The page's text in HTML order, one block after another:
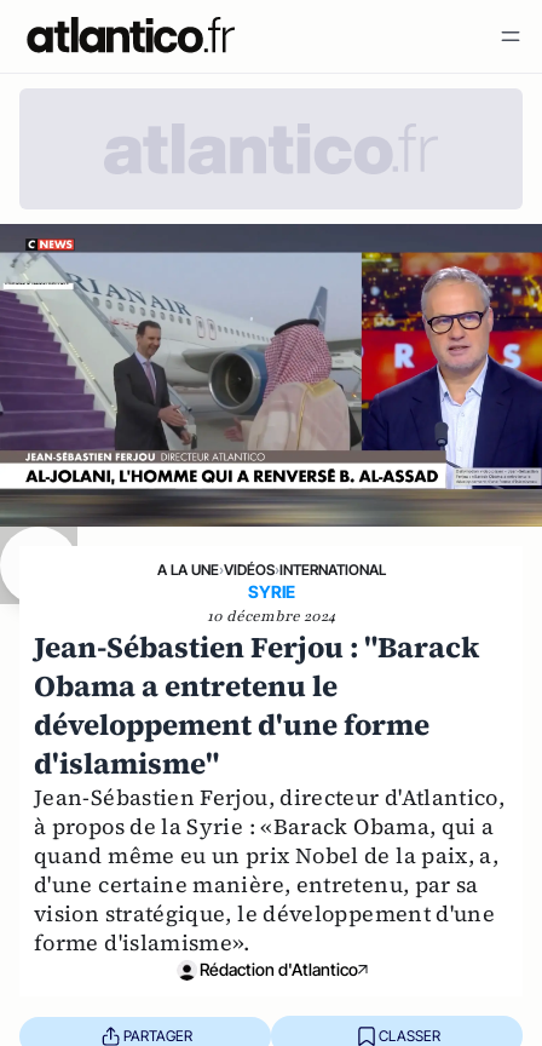
A LA UNE›VIDÉOS›INTERNATIONAL
SYRIE
10 décembre 2024
Jean-Sébastien Ferjou : "Barack
Obama a entretenu le
développement d'une forme
d'islamisme"
Jean-Sébastien Ferjou, directeur d'Atlantico,
à propos de la Syrie : «Barack Obama, qui a
quand même eu un prix Nobel de la paix, a,
d'une certaine manière, entretenu, par sa
vision stratégique, le développement d'une
forme d'islamisme».
Rédaction d'Atlantico
PARTAGER CLASSER